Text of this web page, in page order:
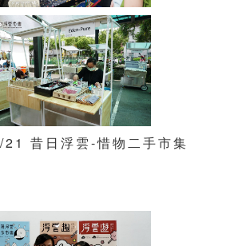
昔日浮雲-惜物二手市集